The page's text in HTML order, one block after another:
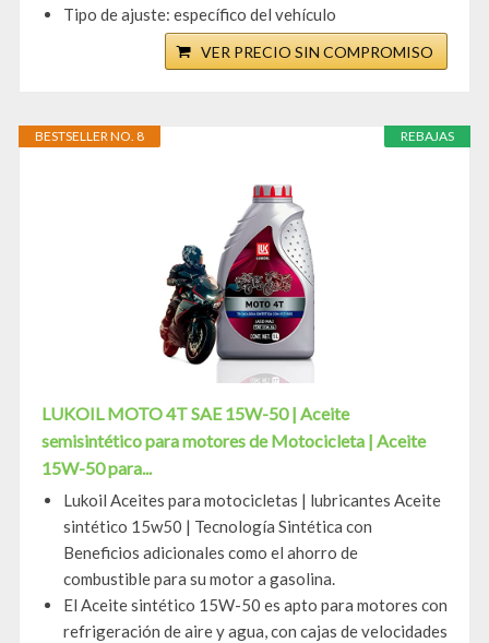
Tipo de ajuste: específico del vehículo
VER PRECIO SIN COMPROMISO
REBAJAS
BESTSELLER NO. 8
LUKOIL MOTO 4T SAE 15W-50 | Aceite
semisintético para motores de Motocicleta | Aceite
15W-50 para...
Lukoil Aceites para motocicletas | lubricantes Aceite
sintético 15w50 | Tecnología Sintética con
Beneficios adicionales como el ahorro de
combustible para su motor a gasolina.
El Aceite sintético 15W-50 es apto para motores con
refrigeración de aire y agua, con cajas de velocidades